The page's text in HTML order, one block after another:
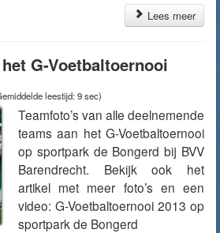
Lees meer
G-Voetbaltoernooi
leestijd: 9 sec)
Teamfoto’s van alle deelnemende
teams aan het G-Voetbaltoernooi
op sportpark de Bongerd bij BVV
Barendrecht. Bekijk ook het
artikel met meer foto’s en een
video: G-Voetbaltoernooi 2013 op
sportpark de Bongerd